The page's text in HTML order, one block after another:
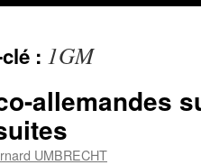
: 1GM
allemandes
UMBRECHT